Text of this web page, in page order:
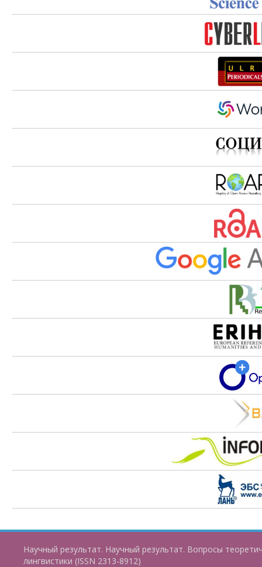
Научный результат. Научный результат. Вопросы
лингвистики (ISSN 2313-8912)